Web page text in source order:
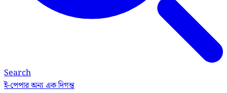
Search
ই-পেপারঅন্য এক দিগন্ত